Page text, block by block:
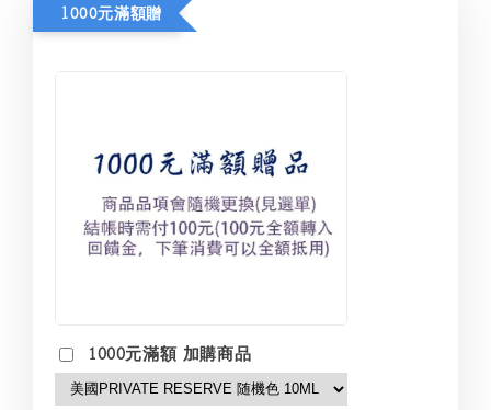
1000元滿額贈
1000元滿額 加購商品